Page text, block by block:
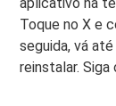
Toque no X e
seguida, vá
reinstalar.